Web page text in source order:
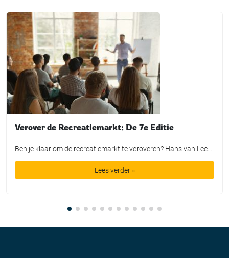
Verover de Recreatiemarkt: De 7e Editie
Lees verder »